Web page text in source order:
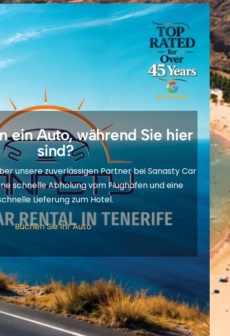
ein Auto, während Sie hier
sind?
unsere zuverlässigen Partner bei Sanasty Car
schnelle Abholung vom Flughafen und eine
Lieferung zum Hotel.
Buchen Sie Ihr Auto